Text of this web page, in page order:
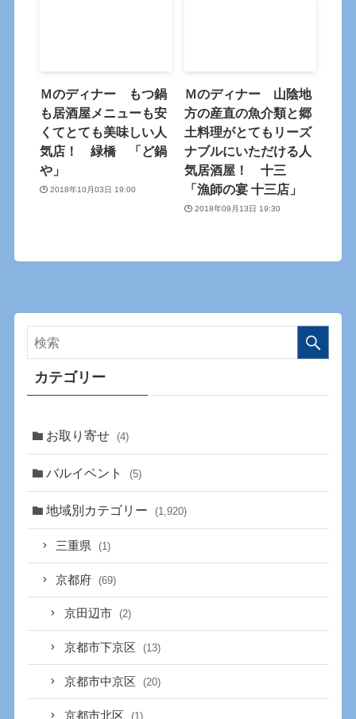
Ｍのディナー もつ鍋
も居酒屋メニューも安
くてとても美味しい人
気店！ 緑橋 「ど鍋
や」
2018年10月03日 19:00
Ｍのディナー 山陰地
方の産直の魚介類と郷
土料理がとてもリーズ
ナブルにいただける人
気居酒屋！ 十三
「漁師の宴 十三店」
2018年09月13日 19:30
カテゴリー
お取り寄せ (4)
バルイベント (5)
地域別カテゴリー (1,920)
三重県 (1)
京都府 (69)
京田辺市 (2)
京都市下京区 (13)
京都市中京区 (20)
京都市北区 (1)